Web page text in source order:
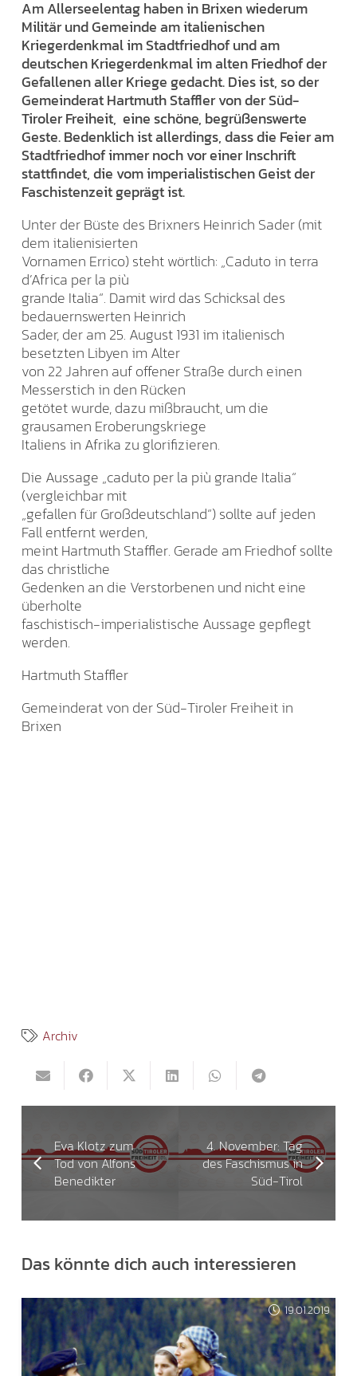
Am Allerseelentag haben in Brixen wiederum
Militär und Gemeinde am italienischen
Kriegerdenkmal im Stadtfriedhof und am
deutschen Kriegerdenkmal im alten Friedhof der
Gefallenen aller Kriege gedacht. Dies ist, so der
Gemeinderat Hartmuth Staffler von der Süd-
Tiroler Freiheit, eine schöne, begrüßenswerte
Geste. Bedenklich ist allerdings, dass die Feier am
Stadtfriedhof immer noch vor einer Inschrift
stattfindet, die vom imperialistischen Geist der
Faschistenzeit geprägt ist.
Unter der Büste des Brixners Heinrich Sader (mit
dem italienisierten
Vornamen Errico) steht wörtlich: „Caduto in terra
d’Africa per la più
grande Italia“. Damit wird das Schicksal des
bedauernswerten Heinrich
Sader, der am 25. August 1931 im italienisch
besetzten Libyen im Alter
von 22 Jahren auf offener Straße durch einen
Messerstich in den Rücken
getötet wurde, dazu mißbraucht, um die
grausamen Eroberungskriege
Italiens in Afrika zu glorifizieren.
Die Aussage „caduto per la più grande Italia“
(vergleichbar mit
„gefallen für Großdeutschland“) sollte auf jeden
Fall entfernt werden,
meint Hartmuth Staffler. Gerade am Friedhof sollte
das christliche
Gedenken an die Verstorbenen und nicht eine
überholte
faschistisch-imperialistische Aussage gepflegt
werden.
Hartmuth Staffler
Gemeinderat von der Süd-Tiroler Freiheit in
Brixen
Archiv
Eva Klotz zum
Tod von Alfons
Benedikter
4. November: Tag
des Faschismus in
Süd-Tirol
Das könnte dich auch interessieren
19.01.2019